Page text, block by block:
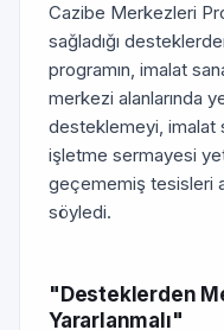
Cazibe Merkezleri
sağladığı
programın, imalat
merkezi alanlarında
desteklemeyi, imalat
işletme sermayesi
geçememiş tesisleri
söyledi.
"Desteklerden
Yararlanmalı"